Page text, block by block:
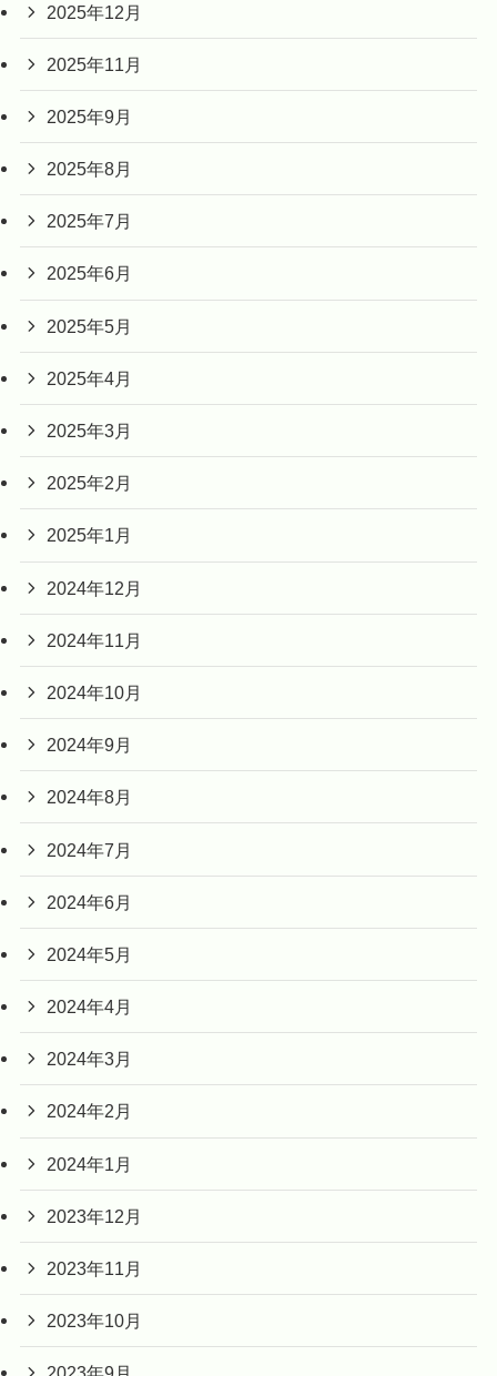
2025年12月
2025年11月
2025年9月
2025年8月
2025年7月
2025年6月
2025年5月
2025年4月
2025年3月
2025年2月
2025年1月
2024年12月
2024年11月
2024年10月
2024年9月
2024年8月
2024年7月
2024年6月
2024年5月
2024年4月
2024年3月
2024年2月
2024年1月
2023年12月
2023年11月
2023年10月